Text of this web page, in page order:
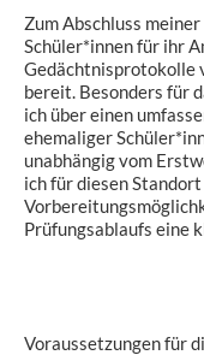
Zum Abschluss
Schüler*innen für ihr
Gedächtnisprotokolle
bereit. Besonders für
ich über einen
ehemaliger
unabhängig vom
ich für diesen
Prüfungsablaufs eine
Voraussetzungen für